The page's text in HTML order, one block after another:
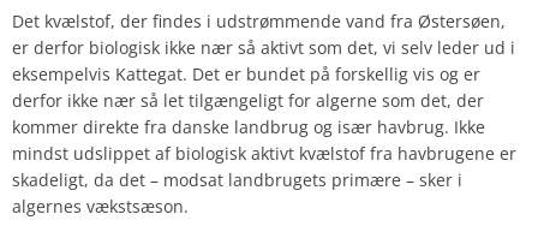
Det kvælstof, der findes i udstrømmende vand fra Østersøen,
er derfor biologisk ikke nær så aktivt som det, vi selv leder ud i
eksempelvis Kattegat. Det er bundet på forskellig vis og er
derfor ikke nær så let tilgængeligt for algerne som det, der
kommer direkte fra danske landbrug og især havbrug. Ikke
mindst udslippet af biologisk aktivt kvælstof fra havbrugene er
skadeligt, da det – modsat landbrugets primære – sker i
algernes vækstsæson.